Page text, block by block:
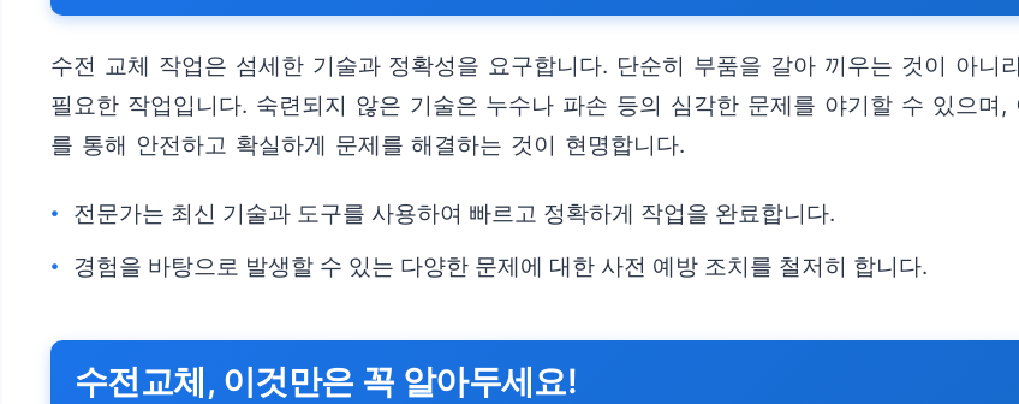
수전 교체 작업은 섬세한 기술과 정확성을 요구합니다. 단순히 부품을 갈아 끼우는 것이 아니
필요한 작업입니다. 숙련되지 않은 기술은 누수나 파손 등의 심각한 문제를 야기할 수 있으
를 통해 안전하고 확실하게 문제를 해결하는 것이 현명합니다.
전문가는 최신 기술과 도구를 사용하여 빠르고 정확하게 작업을 완료합니다.
경험을 바탕으로 발생할 수 있는 다양한 문제에 대한 사전 예방 조치를 철저히 합니다.
수전교체, 이것만은 꼭 알아두세요!